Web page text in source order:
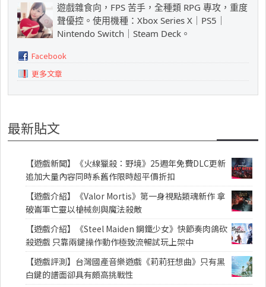
遊戲雜食向，FPS 苦手，全種類 RPG 專攻，重度
聲優控。使用機種：Xbox Series X｜PS5｜
Nintendo Switch｜Steam Deck。
Facebook
更多文章
最新貼文
【遊戲新聞】《火線獵殺：野境》25週年免費DLC更新
追加大量內容同時系舊作限時超平價折扣
【遊戲介紹】《Valor Mortis》第一身視點類魂新作 拿
破崙軍亡靈以槍械劍與魔法殺敵
【遊戲介紹】《Steel Maiden 鋼鐵少女》快節奏肉鴿砍
殺遊戲 只靠兩鍵操作動作極致流暢試玩上架中
【遊戲評測】台灣國產音樂遊戲《莉莉狂想曲》只有黑
白鍵的譜面卻具有頗高挑戰性